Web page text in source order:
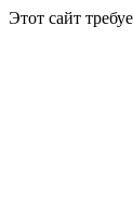
Этот сайт